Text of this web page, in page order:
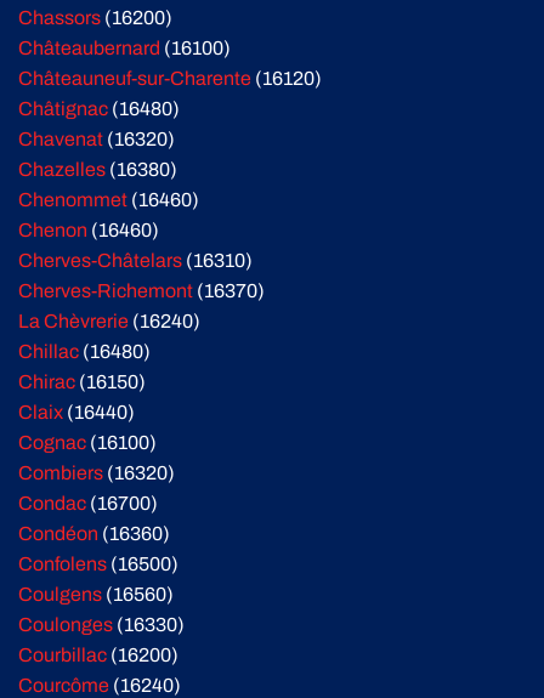
Chassors (16200)
Châteaubernard (16100)
Châteauneuf-sur-Charente (16120)
Châtignac (16480)
Chavenat (16320)
Chazelles (16380)
Chenommet (16460)
Chenon (16460)
Cherves-Châtelars (16310)
Cherves-Richemont (16370)
La Chèvrerie (16240)
Chillac (16480)
Chirac (16150)
Claix (16440)
Cognac (16100)
Combiers (16320)
Condac (16700)
Condéon (16360)
Confolens (16500)
Coulgens (16560)
Coulonges (16330)
Courbillac (16200)
Courcôme (16240)